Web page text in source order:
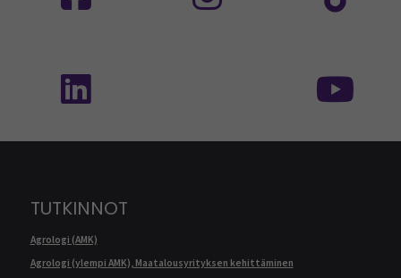
TUTKINNOT
Agrologi (AMK)
Agrologi (ylempi AMK), Maatalousyrityksen kehittäminen